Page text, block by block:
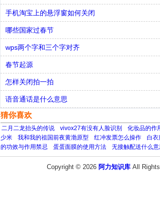
手机淘宝上的悬浮窗如何关闭
哪些国家过春节
wps两个字和三个字对齐
春节起源
怎样关闭拍一拍
语音通话是什么意思
猜你喜欢
二月二龙抬头的传说 vivox27有没有人脸识别 化妆品的作
少米
我和我的祖国前夜黄渤原型 红冲发票怎么操作 白衣
的功效与作用禁忌
蛋蛋面膜的使用方法 无接触配送什么
Copyright © 2026 阿力知识库All Rights